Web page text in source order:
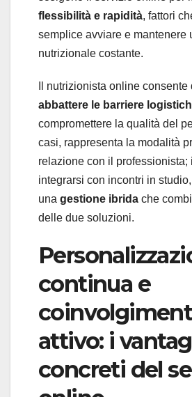
flessibilità e rapidità, fattori
semplice avviare e mantenere
nutrizionale costante.
Il nutrizionista online consente
abbattere le barriere
compromettere la qualità del
casi, rappresenta la modalità
relazione con il professionista;
integrarsi con incontri in
una gestione ibrida che
delle due soluzioni.
continua e
attivo: i
concreti del